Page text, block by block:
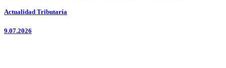
Actualidad Tributaría
9.07.2026